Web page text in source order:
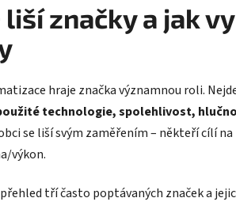
liší značky a jak
hraje značka významnou roli.
technologie, spolehlivost,
se liší svým zaměřením – někteří cílí
výkon.
tří často poptávaných značek a